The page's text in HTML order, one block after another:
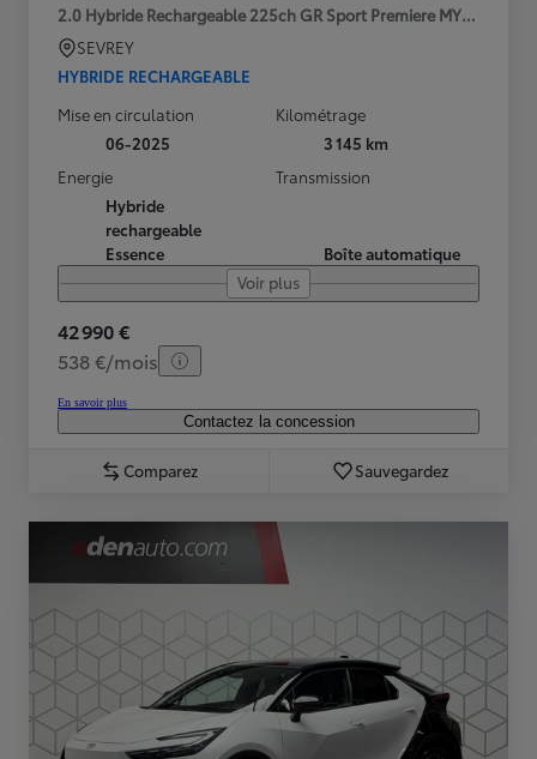
2.0 Hybride Rechargeable 225ch GR Sport Premiere MY25
SEVREY
HYBRIDE RECHARGEABLE
Mise en circulation
06-2025
Kilométrage
3 145 km
Energie
Hybride
rechargeable
Essence
Transmission
Boîte automatique
Voir plus
42 990 €
538 €/mois
En savoir plus
Contactez la concession
Comparez Sauvegardez